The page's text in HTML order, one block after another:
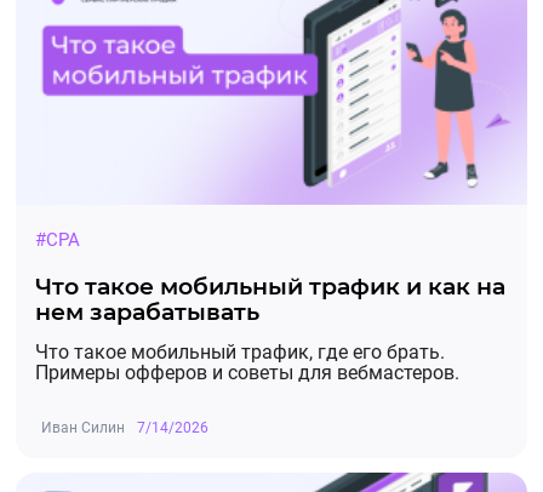
#CPA
Что такое мобильный трафик и как на
нем зарабатывать
Что такое мобильный трафик, где его брать.
Примеры офферов и советы для вебмастеров.
Иван Силин 7/14/2026